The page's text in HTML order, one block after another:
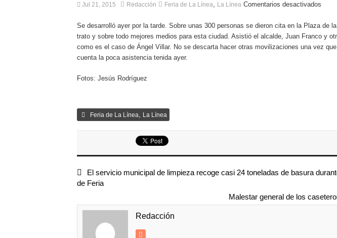
Jul 21, 2015 Redacción Feria de La Línea, La Línea Comentarios desactivados
Se desarrolló ayer por la tarde. Sobre unas 300 personas se dieron cita en la Plaza de
trato y sobre todo mejores medios para esta ciudad. Asistió el alcalde, Juan Franco y
como es el caso de Ángel Villar. No se descarta hacer otras movilizaciones una vez
cuenta la poca asistencia tenida ayer.
Fotos: Jesús Rodríguez
Feria de La Línea, La Línea
El servicio municipal de limpieza recoge casi 24 toneladas de basura
de Feria
Malestar general de los
Redacción